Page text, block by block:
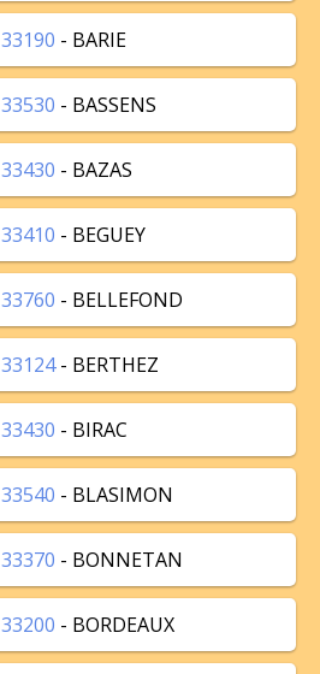
33190 - BARIE
33530 - BASSENS
33430 - BAZAS
33410 - BEGUEY
33760 - BELLEFOND
33124- BERTHEZ
33430 - BIRAC
33540 - BLASIMON
33370 - BONNETAN
33200 - BORDEAUX